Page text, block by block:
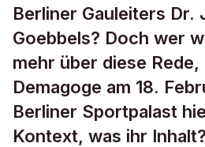
Berliner Gauleiters Dr.
Goebbels? Doch wer
mehr über diese Rede,
Demagoge am 18.
Berliner Sportpalast
Kontext, was ihr